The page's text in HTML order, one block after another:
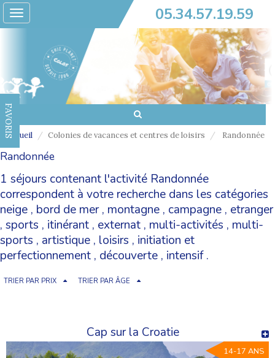
Toggle
navigation
05.34.57.19.59
FAVORIS
Accueil Colonies de vacances et centres de loisirs Randonnée
Randonnée
1 séjours contenant l'activité Randonnée
correspondent à votre recherche dans les catégories
neige , bord de mer, montagne , campagne , etranger
, sports , itinérant , externat , multi-activités , multi-
sports , artistique , loisirs , initiation et
perfectionnement , découverte , intensif.
TRIER PAR PRIX TRIER PAR ÂGE
Cap sur la Croatie
14-17 ANS